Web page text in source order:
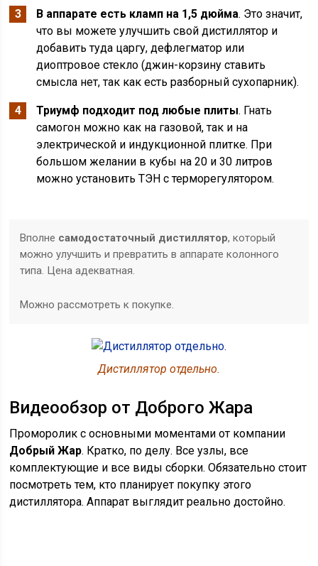
В аппарате есть кламп на 1,5 дюйма. Это значит,
что вы можете улучшить свой дистиллятор и
добавить туда царгу, дефлегматор или
диоптровое стекло (джин-корзину ставить
смысла нет, так как есть разборный сухопарник).
Триумф подходит под любые плиты. Гнать
самогон можно как на газовой, так и на
электрической и индукционной плитке. При
большом желании в кубы на 20 и 30 литров
можно установить ТЭН с терморегулятором.
Вполне самодостаточный дистиллятор, который
можно улучшить и превратить в аппарате колонного
типа. Цена адекватная.
Можно рассмотреть к покупке.
Дистиллятор отдельно.
Видеообзор от Доброго Жара
Проморолик с основными моментами от компании
Добрый Жар. Кратко, по делу. Все узлы, все
комплектующие и все виды сборки. Обязательно стоит
посмотреть тем, кто планирует покупку этого
дистиллятора. Аппарат выглядит реально достойно.